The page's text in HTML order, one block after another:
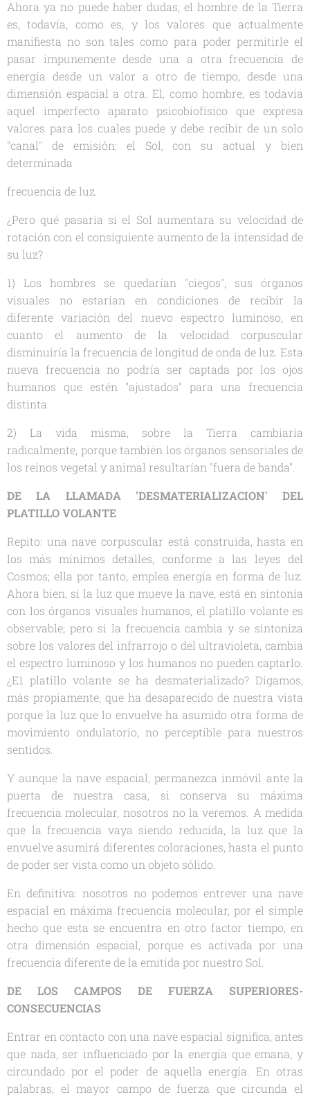
Ahora ya no puede haber dudas, el hombre de la Tierra
es, todavía, como es, y los valores que actualmente
manifiesta no son tales como para poder permitirle el
pasar impunemente desde una a otra frecuencia de
energía desde un valor a otro de tiempo, desde una
dimensión espacial a otra. El, como hombre, es todavía
aquel imperfecto aparato psicobiofísico que expresa
valores para los cuales puede y debe recibir de un solo
"canal" de emisión: el Sol, con su actual y bien
determinada
frecuencia de luz.
¿Pero qué pasaría si el Sol aumentara su velocidad de
rotación con el consiguiente aumento de la intensidad de
su luz?
1) Los hombres se quedarían "ciegos", sus órganos
visuales no estarían en condiciones de recibir la
diferente variación del nuevo espectro luminoso, en
cuanto el aumento de la velocidad corpuscular
disminuiría la frecuencia de longitud de onda de luz. Esta
nueva frecuencia no podría ser captada por los ojos
humanos que estén "ajustados" para una frecuencia
distinta.
2) La vida misma, sobre la Tierra cambiaría
radicalmente, porque también los órganos sensoriales de
los reinos vegetal y animal resultarían "fuera de banda".
DE LA LLAMADA 'DESMATERIALIZACION' DEL
PLATILLO VOLANTE
Repito: una nave corpuscular está construida, hasta en
los más mínimos detalles, conforme a las leyes del
Cosmos; ella por tanto, emplea energía en forma de luz.
Ahora bien, si la luz que mueve la nave, está en sintonía
con los órganos visuales humanos, el platillo volante es
observable; pero si la frecuencia cambia y se sintoniza
sobre los valores del infrarrojo o del ultravioleta, cambia
el espectro luminoso y los humanos no pueden captarlo.
¿E1 platillo volante se ha desmaterializado? Digamos,
más propiamente, que ha desaparecido de nuestra vista
porque la luz que lo envuelve ha asumido otra forma de
movimiento ondulatorio, no perceptible para nuestros
sentidos.
Y aunque la nave espacial, permanezca inmóvil ante la
puerta de nuestra casa, si conserva su máxima
frecuencia molecular, nosotros no la veremos. A medida
que la frecuencia vaya siendo reducida, la luz que la
envuelve asumirá diferentes coloraciones, hasta el punto
de poder ser vista como un objeto sólido.
En definitiva: nosotros no podemos entrever una nave
espacial en máxima frecuencia molecular, por el simple
hecho que esta se encuentra en otro factor tiempo, en
otra dimensión espacial, porque es activada por una
frecuencia diferente de la emitida por nuestro Sol.
DE LOS CAMPOS DE FUERZA SUPERIORES-
CONSECUENCIAS
Entrar en contacto con una nave espacial significa, antes
que nada, ser influenciado por la energía que emana, y
circundado por el poder de aquella energía. En otras
palabras, el mayor campo de fuerza que circunda el